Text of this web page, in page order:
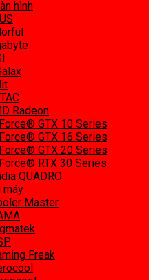
hình
Radeon
GTX 10 Series
GTX 16 Series
GTX 20 Series
RTX 30 Series
QUADRO
máy
Master
Freak